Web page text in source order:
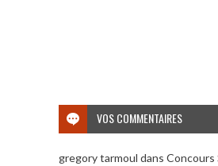
VOS COMMENTAIRES
gregory tarmoul dans Concours